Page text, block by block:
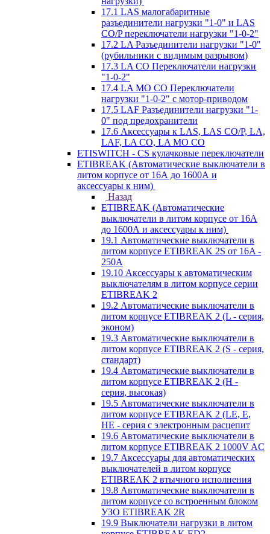
17.1 LAS малогабаритные
разъединители нагрузки "1-0" и LAS
CO/P переключатели нагрузки "1-0-2"
17.2 LA Разъединители нагрузки "1-0"
(рубильники с видимым разрывом)
17.3 LA CO Переключатели нагрузки
"1-0-2"
17.4 LA MO CO Переключатели
нагрузки "1-0-2" с мотор-приводом
17.5 LAF Разъединители нагрузки "1-
0" под предохранители
17.6 Аксессуары к LAS, LAS CO/P, LA,
LAF, LA CO, LA MO CO
ETISWITCH - CS кулачковые переключатели
ETIBREAK (Автоматические выключатели в
литом корпусе от 16А до 1600А и
аксессуары к ним)
Назад
ETIBREAK (Автоматические
выключатели в литом корпусе от 16А
до 1600А и аксессуары к ним)
19.1 Автоматические выключатели в
литом корпусе ETIBREAK 2S от 16A -
250A
19.10 Аксессуары к автоматическим
выключателям в литом корпусе серии
ETIBREAK 2
19.2 Автоматические выключатели в
литом корпусе ETIBREAK 2 (L - серия,
эконом)
19.3 Автоматические выключатели в
литом корпусе ETIBREAK 2 (S - серия,
стандарт)
19.4 Автоматические выключатели в
литом корпусе ETIBREAK 2 (H -
серия, высокая)
19.5 Автоматические выключатели в
литом корпусе ETIBREAK 2 (LE, E,
HE - серия с электронным расцепит
19.6 Автоматические выключатели в
литом корпусе ETIBREAK 2 1000V AC
19.7 Аксессуары для автоматических
выключателей в литом корпусе
ETIBREAK 2 втычного исполнения
19.8 Автоматические выключатели в
литом корпусе со встроенным блоком
УЗО ETIBREAK 2R
19.9 Выключатели нагрузки в литом